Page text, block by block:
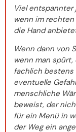
Viel entspannter
wenn im
die Hand
Wenn dann von
wenn man
fachlich bestens
eventuelle
menschliche
beweist, der
für ein Menü in
der Weg ein